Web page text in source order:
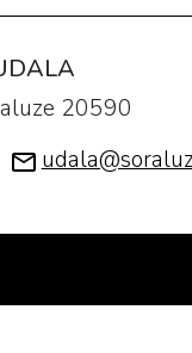
20590